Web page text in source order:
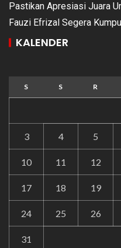
Pastikan Apresiasi Juara
Fauzi Efrizal Segera
KALENDER
S S R
3 4 5
10 11 12
17 18 19
24 25 26
31